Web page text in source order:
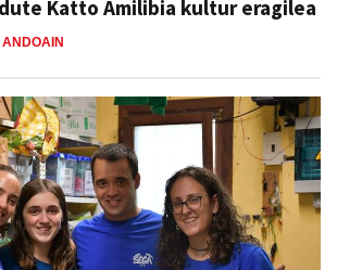
Katto Amilibia kultur eragilea
ANDOAIN